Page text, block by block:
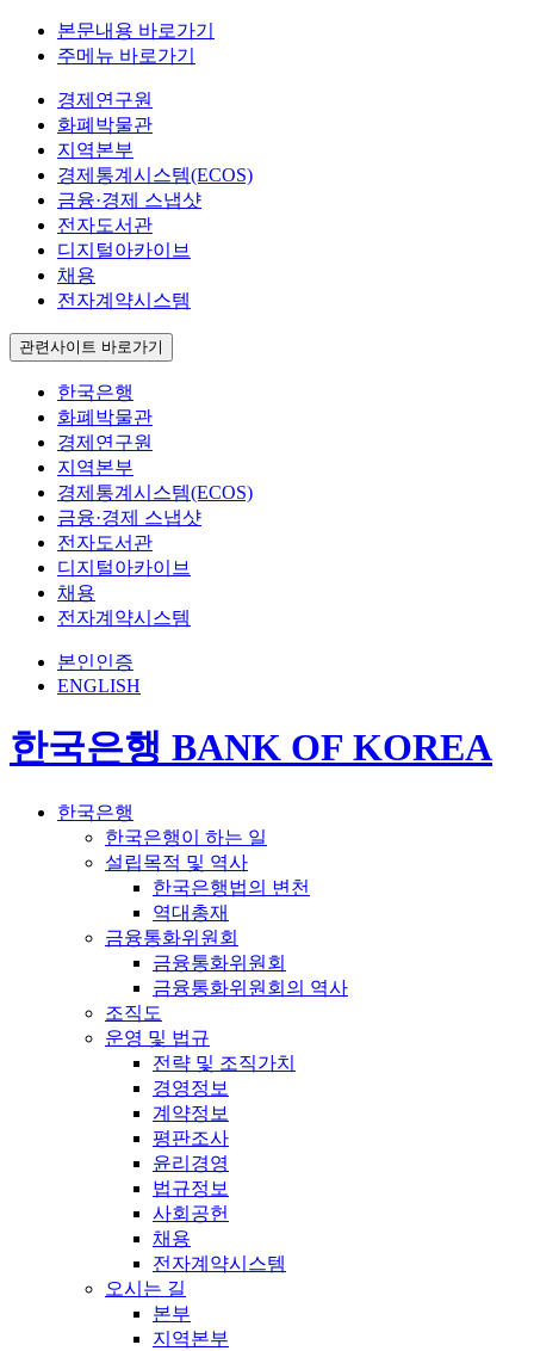
본문내용 바로가기
주메뉴 바로가기
경제연구원
화폐박물관
지역본부
경제통계시스템(ECOS)
금융·경제 스냅샷
전자도서관
디지털아카이브
채용
전자계약시스템
관련사이트 바로가기
한국은행
화폐박물관
경제연구원
지역본부
경제통계시스템(ECOS)
금융·경제 스냅샷
전자도서관
디지털아카이브
채용
전자계약시스템
본인인증
ENGLISH
한국은행 BANK OF KOREA
한국은행
한국은행이 하는 일
설립목적 및 역사
한국은행법의 변천
역대총재
금융통화위원회
금융통화위원회
금융통화위원회의 역사
조직도
운영 및 법규
전략 및 조직가치
경영정보
계약정보
평판조사
윤리경영
법규정보
사회공헌
채용
전자계약시스템
오시는 길
본부
지역본부